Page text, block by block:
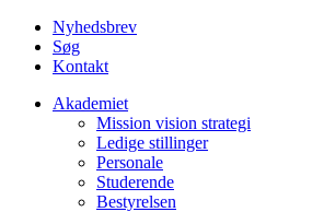
Nyhedsbrev
Søg
Kontakt
Akademiet
Mission vision strategi
Ledige stillinger
Personale
Studerende
Bestyrelsen